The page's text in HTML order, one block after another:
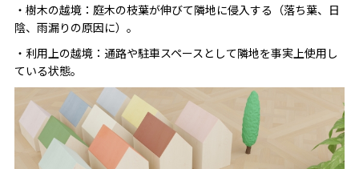
・樹木の越境：庭木の枝葉が伸びて隣地に侵入する（落ち葉、日
陰、雨漏りの原因に）。
・利用上の越境：通路や駐車スペースとして隣地を事実上使用し
ている状態。